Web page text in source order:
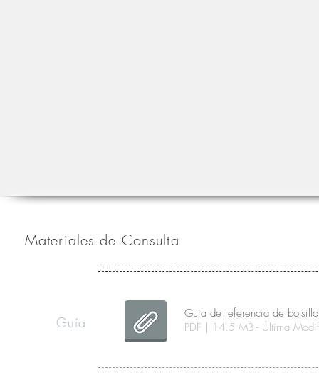
Materiales de Consulta
Guía
Guía de referencia de
PDF | 14.5 MB - Última